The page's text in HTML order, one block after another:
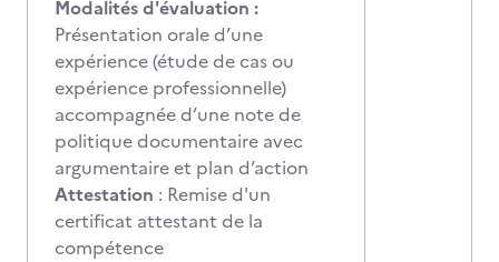
Modalités d'évaluation :
Présentation orale d’une
expérience (étude de cas ou
expérience professionnelle)
accompagnée d’une note de
politique documentaire avec
argumentaire et plan d’action
Attestation : Remise d'un
certificat attestant de la
compétence